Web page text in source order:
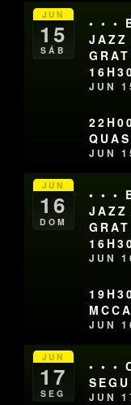
JUN
15
SÁB
• • •
JAZZ
JUN
JUN
JUN
16
DOM
• • •
JAZZ
JUN
JUN
JUN
17
SEG
• • •
JUN